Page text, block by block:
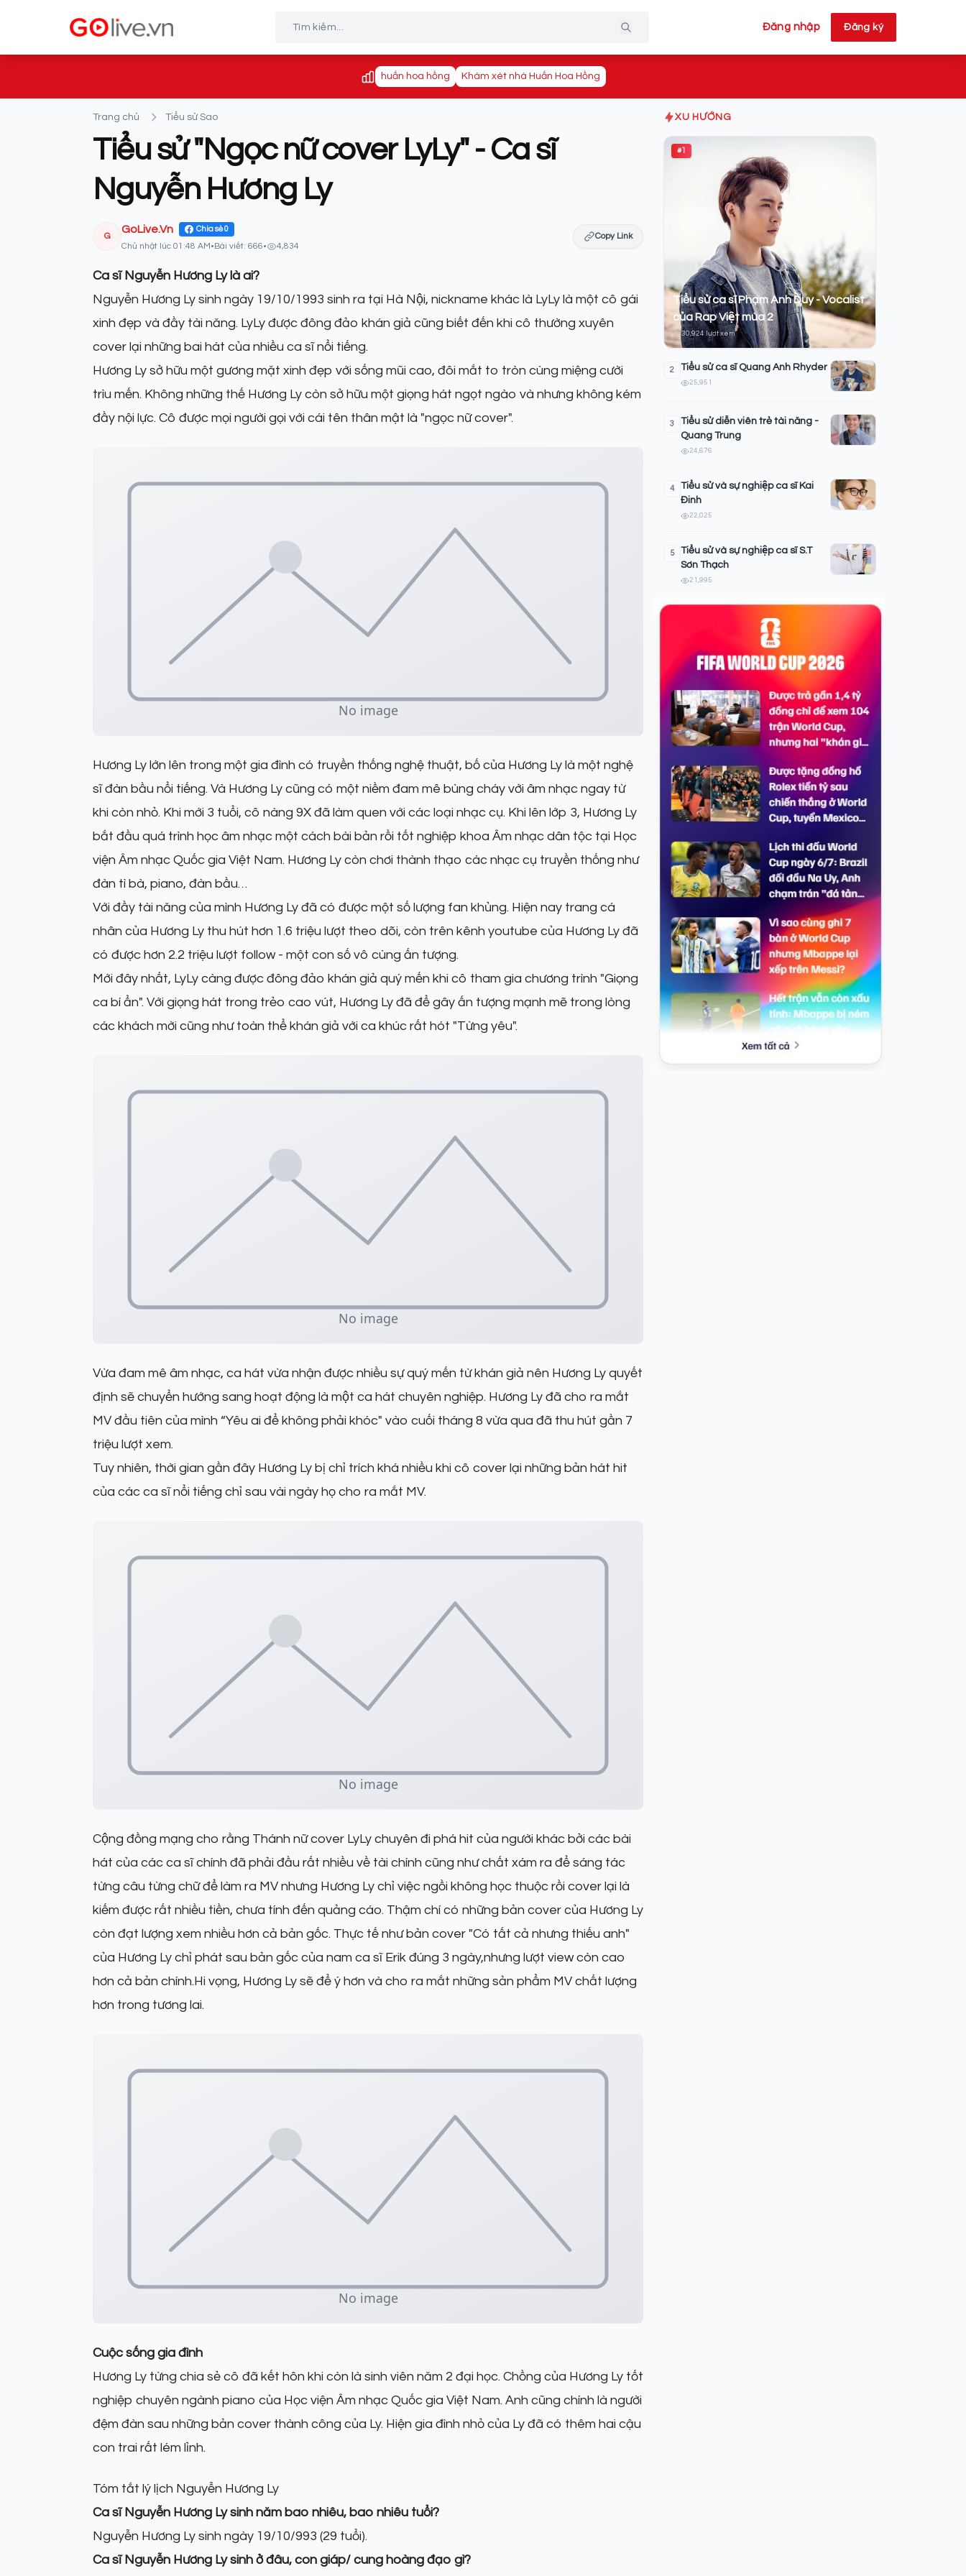
Đăng nhập Đăng ký
huấn hoa hồng Khám xét nhà Huấn Hoa Hồng
Trang chủ Tiểu sử Sao
Tiểu sử "Ngọc nữ cover LyLy" - Ca sĩ
Nguyễn Hương Ly
G
GoLive.Vn Chia sẻ0
Chủ nhật lúc 01:48 AM•Bài viết: 666• 4,834
Copy Link
Ca sĩ Nguyễn Hương Ly là ai?
Nguyễn Hương Ly sinh ngày 19/10/1993 sinh ra tại Hà Nội, nickname khác là LyLy là một cô gái
xinh đẹp và đầy tài năng. LyLy được đông đảo khán giả cũng biết đến khi cô thường xuyên
cover lại những bai hát của nhiều ca sĩ nổi tiếng.
Hương Ly sở hữu một gương mặt xinh đẹp với sống mũi cao, đôi mắt to tròn cùng miệng cười
trìu mến. Không những thế Hương Ly còn sở hữu một giọng hát ngọt ngào và nhưng không kém
đầy nội lực. Cô được mọi người gọi với cái tên thân mật là "ngọc nữ cover".
Hương Ly lớn lên trong một gia đình có truyền thống nghệ thuật, bố của Hương Ly là một nghệ
sĩ đàn bầu nổi tiếng. Và Hương Ly cũng có một niềm đam mê bùng cháy với âm nhạc ngay từ
khi còn nhỏ. Khi mới 3 tuổi, cô nàng 9X đã làm quen với các loại nhạc cụ. Khi lên lớp 3, Hương Ly
bắt đầu quá trình học âm nhạc một cách bài bản rồi tốt nghiệp khoa Âm nhạc dân tộc tại Học
viện Âm nhạc Quốc gia Việt Nam. Hương Ly còn chơi thành thạo các nhạc cụ truyền thống như
đàn tì bà, piano, đàn bầu…
Với đầy tài năng của mình Hương Ly đã có được một số lượng fan khủng. Hiện nay trang cá
nhân của Hương Ly thu hút hơn 1.6 triệu lượt theo dõi, còn trên kênh youtube của Hương Ly đã
có được hơn 2.2 triệu lượt follow - một con số vô cùng ấn tượng.
Mới đây nhất, LyLy càng được đông đảo khán giả quý mến khi cô tham gia chương trình "Giọng
ca bí ẩn". Với giọng hát trong trẻo cao vút, Hương Ly đã để gây ấn tượng mạnh mẽ trong lòng
các khách mời cũng như toàn thể khán giả với ca khúc rất hót "Từng yêu".
Vừa đam mê âm nhạc, ca hát vừa nhận được nhiều sự quý mến từ khán giả nên Hương Ly quyết
định sẽ chuyển hướng sang hoạt động là một ca hát chuyên nghiệp. Hương Ly đã cho ra mắt
MV đầu tiên của mình “Yêu ai để không phải khóc" vào cuối tháng 8 vừa qua đã thu hút gần 7
triệu lượt xem.
Tuy nhiên, thời gian gần đây Hương Ly bị chỉ trích khá nhiều khi cô cover lại những bản hát hit
của các ca sĩ nổi tiếng chỉ sau vài ngày họ cho ra mắt MV.
Cộng đồng mạng cho rằng Thánh nữ cover LyLy chuyên đi phá hit của người khác bởi các bài
hát của các ca sĩ chính đã phải đầu rất nhiều về tài chính cũng như chất xám ra để sáng tác
từng câu từng chữ để làm ra MV nhưng Hương Ly chỉ việc ngồi không học thuộc rồi cover lại là
kiếm được rất nhiều tiền, chưa tính đến quảng cáo. Thậm chí có những bản cover của Hương Ly
còn đạt lượng xem nhiều hơn cả bản gốc. Thực tế như bản cover "Có tất cả nhưng thiếu anh"
của Hương Ly chỉ phát sau bản gốc của nam ca sĩ Erik đúng 3 ngày,nhưng lượt view còn cao
hơn cả bản chính.Hi vọng, Hương Ly sẽ để ý hơn và cho ra mắt những sản phẩm MV chất lượng
hơn trong tương lai.
Cuộc sống gia đình
Hương Ly từng chia sẻ cô đã kết hôn khi còn là sinh viên năm 2 đại học. Chồng của Hương Ly tốt
nghiệp chuyên ngành piano của Học viện Âm nhạc Quốc gia Việt Nam. Anh cũng chính là người
đệm đàn sau những bản cover thành công của Ly. Hiện gia đình nhỏ của Ly đã có thêm hai cậu
con trai rất lém lỉnh.
Tóm tắt lý lịch Nguyễn Hương Ly
Ca sĩ Nguyễn Hương Ly sinh năm bao nhiêu, bao nhiêu tuổi?
Nguyễn Hương Ly sinh ngày 19/10/993 (29 tuổi).
Ca sĩ Nguyễn Hương Ly sinh ở đâu, con giáp/ cung hoàng đạo gì?
XU HƯỚNG
#1
Tiểu sử ca sĩ Phạm Anh Duy - Vocalist
của Rap Việt mùa 2
30,924 lượt xem
2 Tiểu sử ca sĩ Quang Anh Rhyder
25,951
3
Tiểu sử diễn viên trẻ tài năng -
Quang Trung
24,676
4
Tiểu sử và sự nghiệp ca sĩ Kai
Đinh
22,025
5
Tiểu sử và sự nghiệp ca sĩ S.T
Sơn Thạch
21,995